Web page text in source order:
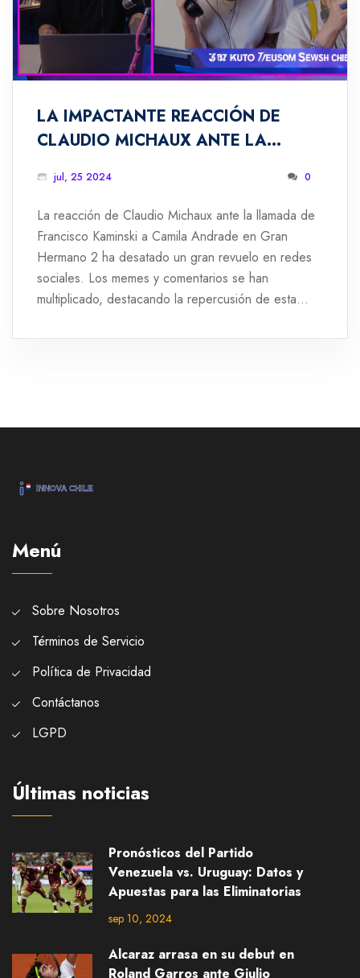
LA IMPACTANTE REACCIÓN DE
CLAUDIO MICHAUX ANTE LA
KAMINSKI A CAMILA ANDRADE EN
GRAN HERMANO 2
jul, 25 2024 0
La reacción de Claudio Michaux ante la llamada de
Francisco Kaminski a Camila Andrade en Gran
Hermano 2 ha desatado un gran revuelo en redes
sociales. Los memes y comentarios se han
multiplicado, destacando la repercusión de esta
había expresado sus objetivos antes de entrar al
Menú
Sobre Nosotros
Términos de Servicio
Política de Privacidad
Contáctanos
LGPD
Últimas noticias
Pronósticos del Partido
Venezuela vs. Uruguay: Datos y
Apuestas para las Eliminatorias
sep 10, 2024
Alcaraz arrasa en su debut en
Roland Garros ante Giulio